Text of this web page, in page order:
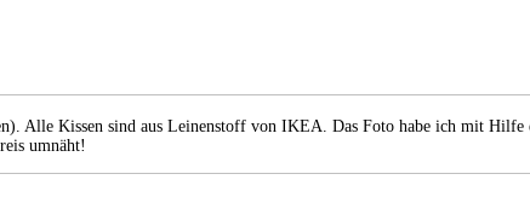
Alle Kissen sind aus Leinenstoff von IKEA. Das Foto habe ich mit Hilfe
umnäht!